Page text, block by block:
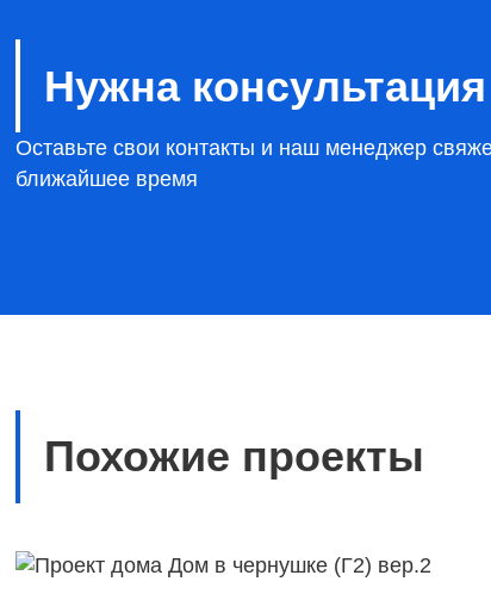
Нужна
Оставьте свои контакты и наш менеджер
ближайшее время
Похожие проекты